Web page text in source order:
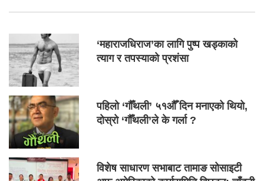
‘महाराजधिराज’का लागि पुष्प खड्काको
त्याग र तपस्याको प्रशंसा
पहिलो ‘गौँथली’ ५१औँ दिन मनाएको थियो,
दोस्रो ‘गौँथली’ले के गर्ला ?
विशेष साधारण सभाबाट तामाङ सोसाइटी